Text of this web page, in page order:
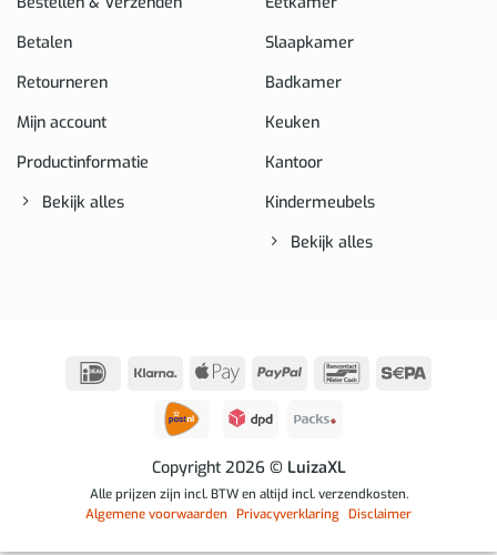
Betalen
Retourneren
Mijn account
Productinformatie
Bekijk alles
Slaapkamer
Badkamer
Keuken
Kantoor
Kindermeubels
Bekijk alles
IDeal Klarna
Apple
PayPal BancontactSepa
Copyright 2026 © LuizaXL
Alle prijzen zijn incl. BTW en altijd incl. verzendkosten.
Algemene voorwaarden Privacyverklaring Disclaimer